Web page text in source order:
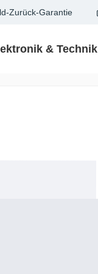
Zurück-Garantie
& Technik